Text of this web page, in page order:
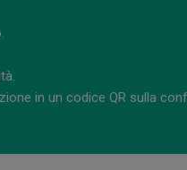
in un codice QR sulla